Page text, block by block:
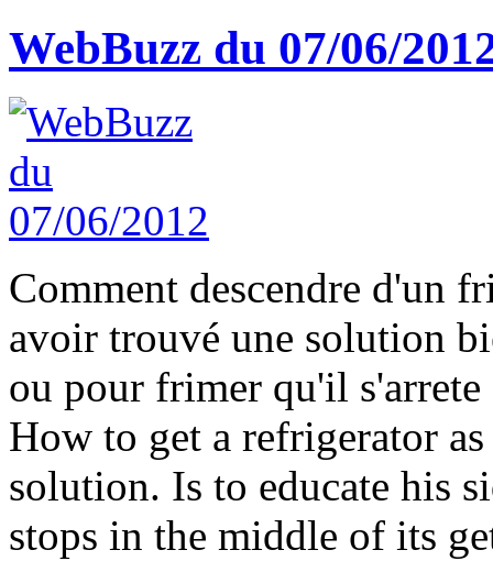
WebBuzz du 07/06/
Comment descendre d'un
avoir trouvé une solution
ou pour frimer qu'il s'arrete
How to get a refrigerator
solution. Is to educate his
stops in the middle of its